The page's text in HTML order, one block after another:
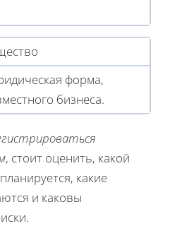
форма,
бизнеса.
, стоит оценить, какой
какие
и каковы